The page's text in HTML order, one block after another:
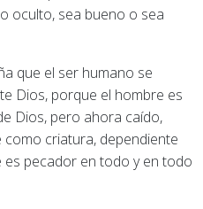
oculto, sea bueno o sea
que el ser humano se
Dios, porque el hombre es
Dios, pero ahora caído,
criatura, dependiente
pecador en todo y en todo